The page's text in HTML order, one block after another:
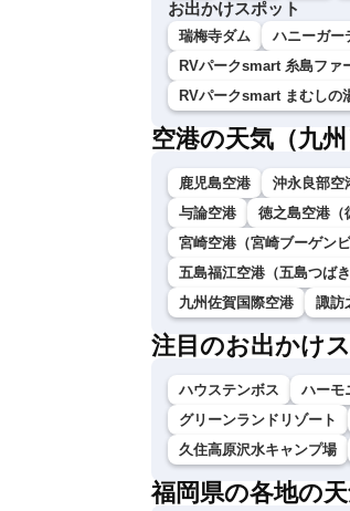
お出かけスポット
瑞梅寺ダム ハニーガー
RVパークsmart 糸島ファ
RVパークsmart まむしの
空港の天気（九州
鹿児島空港 沖永良部空
与論空港
徳之島空港（
宮崎空港（宮崎ブーゲンビ
五島福江空港（五島つばき
九州佐賀国際空港
諏訪
注目のお出かけ
ハウステンボス ハーモ
グリーンランドリゾート
久住高原沢水キャンプ場
福岡県の各地の